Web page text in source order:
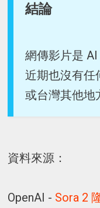
結論
網傳影片是
近期也沒有任
或台灣其他地
資料來源：
OpenAI - Sora 2